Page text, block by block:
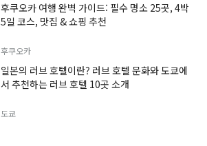
후쿠오카 여행 완벽 가이드: 필수 명소 25곳, 4박
5일 코스, 맛집 & 쇼핑 추천
후쿠오카
일본의 러브 호텔이란? 러브 호텔 문화와 도쿄에
서 추천하는 러브 호텔 10곳 소개
도쿄